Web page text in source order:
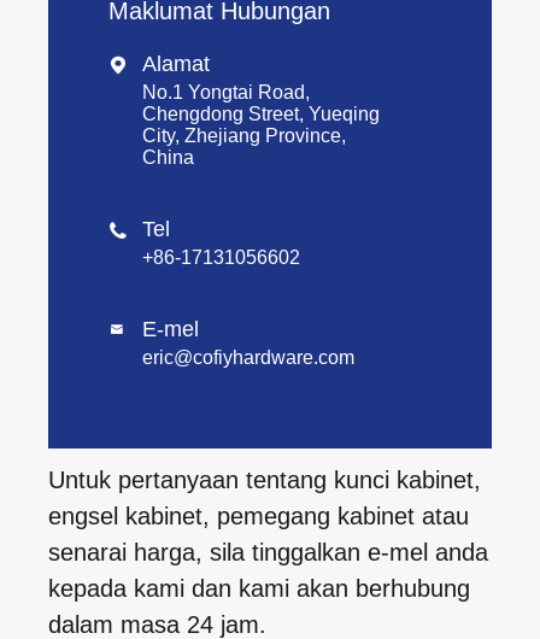
Maklumat Hubungan
 Alamat
No.1 Yongtai Road,
Chengdong Street, Yueqing
City, Zhejiang Province,
China
 Tel
+86-17131056602
 E-mel
eric@cofiyhardware.com
Untuk pertanyaan tentang kunci kabinet,
engsel kabinet, pemegang kabinet atau
senarai harga, sila tinggalkan e-mel anda
kepada kami dan kami akan berhubung
dalam masa 24 jam.